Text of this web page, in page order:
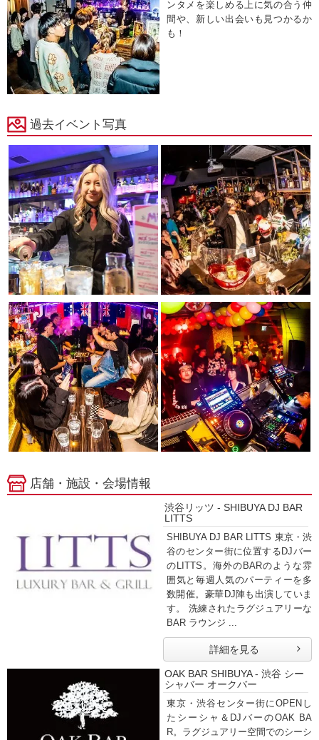
ンタメを楽しめる上に気の合う仲
間や、新しい出会いも見つかるか
も！
過去イベント写真
店舗・施設・会場情報
渋谷リッツ - SHIBUYA DJ BAR
LITTS
SHIBUYA DJ BAR LITTS 東京・渋
谷のセンター街に位置するDJバー
のLITTS。海外のBARのような雰
囲気と毎週人気のパーティーを多
数開催。豪華DJ陣も出演していま
す。 洗練されたラグジュアリーな
BAR ラウンジ ...
詳細を見る
OAK BAR SHIBUYA - 渋谷 シー
シャバー オークバー
東京・渋谷センター街にOPENし
たシーシャ＆DJバーのOAK BA
R。ラグジュアリー空間でのシーシ